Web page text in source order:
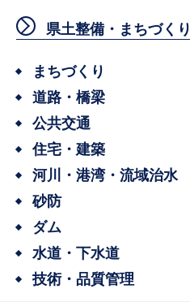
県土整備・まちづくり
まちづくり
道路・橋梁
公共交通
住宅・建築
河川・港湾・流域治水
砂防
ダム
水道・下水道
技術・品質管理